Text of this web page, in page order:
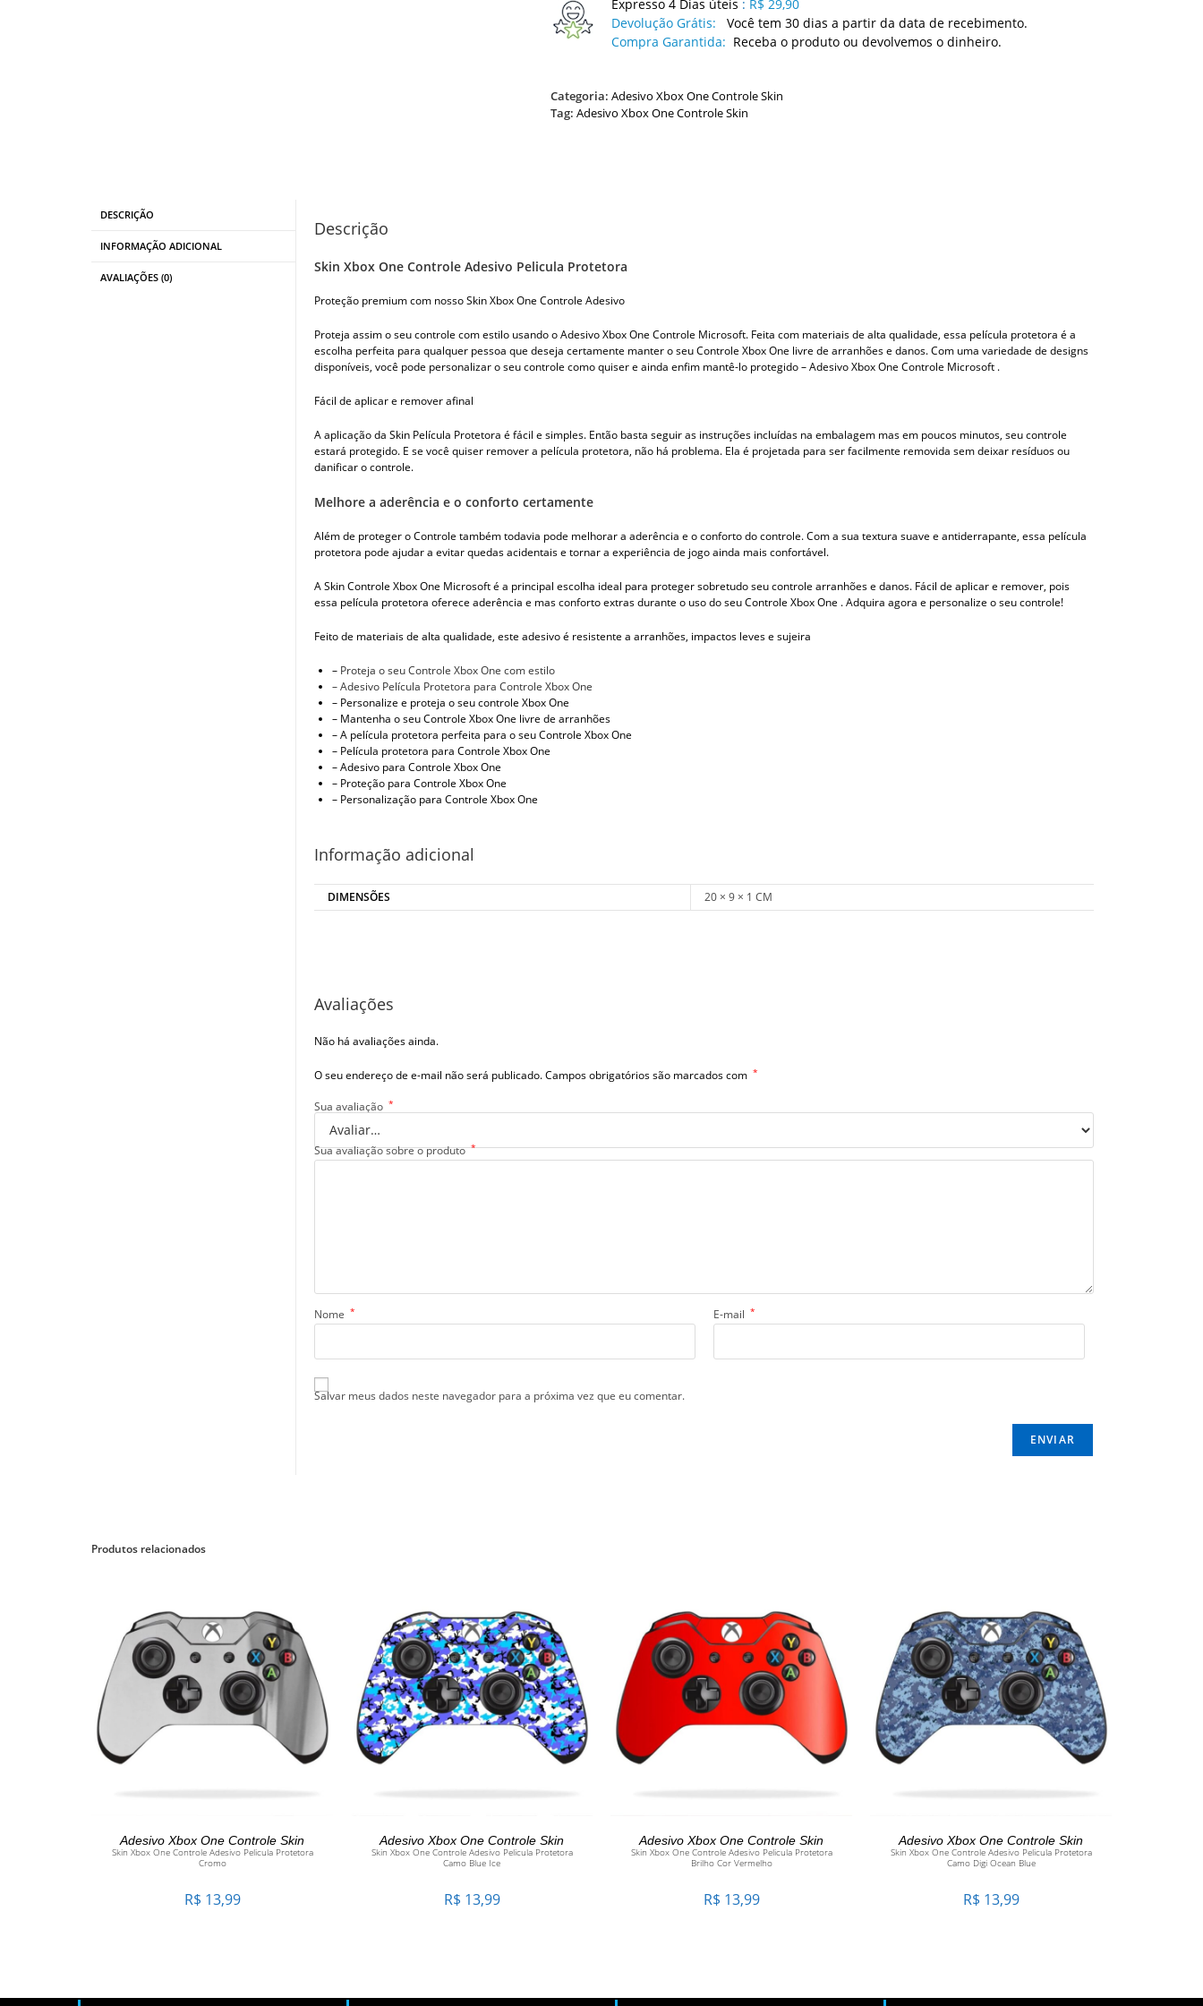
Expresso 4 Dias úteis : R$ 29,90
Devolução Grátis:
Você tem 30 dias a partir da data de recebimento.
Compra Garantida: Receba o produto ou devolvemos o dinheiro.
Categoria: Adesivo Xbox One Controle Skin
Tag: Adesivo Xbox One Controle Skin
DESCRIÇÃO
INFORMAÇÃO ADICIONAL
AVALIAÇÕES (0)
Descrição
Skin Xbox One Controle Adesivo Pelicula Protetora
Proteção premium com nosso Skin Xbox One Controle Adesivo
Proteja assim o seu controle com estilo usando o Adesivo Xbox One Controle Microsoft. Feita com materiais de alta qualidade, essa película protetora é a
escolha perfeita para qualquer pessoa que deseja certamente manter o seu Controle Xbox One livre de arranhões e danos. Com uma variedade de designs
disponíveis, você pode personalizar o seu controle como quiser e ainda enfim mantê-lo protegido – Adesivo Xbox One Controle Microsoft .
Fácil de aplicar e remover afinal
A aplicação da Skin Película Protetora é fácil e simples. Então basta seguir as instruções incluídas na embalagem mas em poucos minutos, seu controle
estará protegido. E se você quiser remover a película protetora, não há problema. Ela é projetada para ser facilmente removida sem deixar resíduos ou
danificar o controle.
Melhore a aderência e o conforto certamente
Além de proteger o Controle também todavia pode melhorar a aderência e o conforto do controle. Com a sua textura suave e antiderrapante, essa película
protetora pode ajudar a evitar quedas acidentais e tornar a experiência de jogo ainda mais confortável.
A Skin Controle Xbox One Microsoft é a principal escolha ideal para proteger sobretudo seu controle arranhões e danos. Fácil de aplicar e remover, pois
essa película protetora oferece aderência e mas conforto extras durante o uso do seu Controle Xbox One . Adquira agora e personalize o seu controle!
Feito de materiais de alta qualidade, este adesivo é resistente a arranhões, impactos leves e sujeira
– Proteja o seu Controle Xbox One com estilo
– Adesivo Película Protetora para Controle Xbox One
– Personalize e proteja o seu controle Xbox One
– Mantenha o seu Controle Xbox One livre de arranhões
– A película protetora perfeita para o seu Controle Xbox One
– Película protetora para Controle Xbox One
– Adesivo para Controle Xbox One
– Proteção para Controle Xbox One
– Personalização para Controle Xbox One
Informação adicional
DIMENSÕES 20 × 9 × 1 CM
Avaliações
Não há avaliações ainda.
O seu endereço de e-mail não será publicado.Campos obrigatórios são marcados com *
Sua avaliação *
Sua avaliação sobre o produto *
Nome * E-mail *
Salvar meus dados neste navegador para a próxima vez que eu comentar.
Produtos relacionados
ADICIONAR AO CARRINHO
Adesivo Xbox One Controle Skin
Skin Xbox One Controle Adesivo Pelicula Protetora
Cromo
R$ 13,99
ADICIONAR AO CARRINHO
Adesivo Xbox One Controle Skin
Skin Xbox One Controle Adesivo Pelicula Protetora
Camo Blue Ice
R$ 13,99
ADICIONAR AO CARRINHO
Adesivo Xbox One Controle Skin
Skin Xbox One Controle Adesivo Pelicula Protetora
Brilho Cor Vermelho
R$ 13,99
ADICIONAR AO CARRINHO
Adesivo Xbox One Controle Skin
Skin Xbox One Controle Adesivo Pelicula Protetora
Camo Digi Ocean Blue
R$ 13,99